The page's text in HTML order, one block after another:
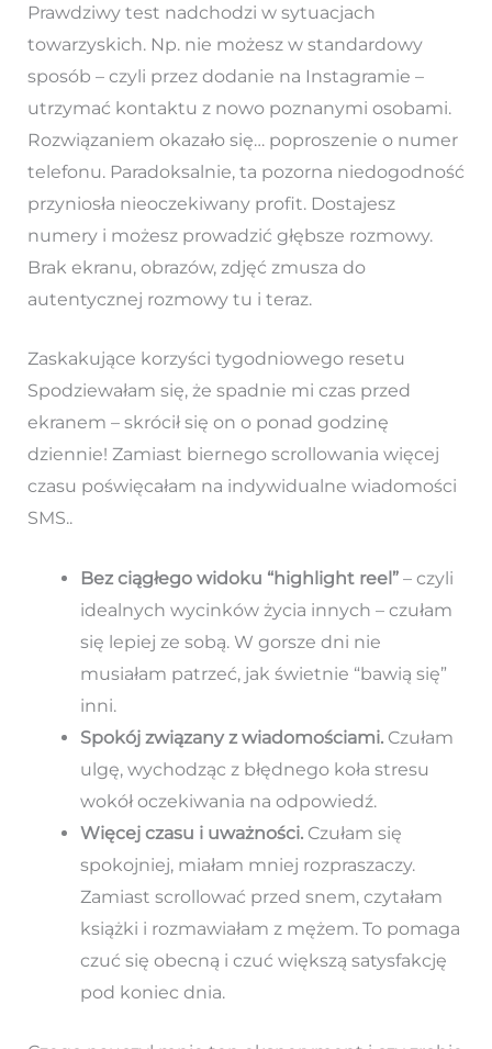
Prawdziwy test nadchodzi w sytuacjach
towarzyskich. Np. nie możesz w standardowy
sposób – czyli przez dodanie na Instagramie –
utrzymać kontaktu z nowo poznanymi osobami.
Rozwiązaniem okazało się… poproszenie o numer
telefonu. Paradoksalnie, ta pozorna niedogodność
przyniosła nieoczekiwany profit. Dostajesz
numery i możesz prowadzić głębsze rozmowy.
Brak ekranu, obrazów, zdjęć zmusza do
autentycznej rozmowy tu i teraz.
Zaskakujące korzyści tygodniowego resetu
Spodziewałam się, że spadnie mi czas przed
ekranem – skrócił się on o ponad godzinę
dziennie! Zamiast biernego scrollowania więcej
czasu poświęcałam na indywidualne wiadomości
SMS..
Bez ciągłego widoku “highlight reel”– czyli
idealnych wycinków życia innych – czułam
się lepiej ze sobą. W gorsze dni nie
musiałam patrzeć, jak świetnie “bawią się”
inni.
Spokój związany z wiadomościami.Czułam
ulgę, wychodząc z błędnego koła stresu
wokół oczekiwania na odpowiedź.
Więcej czasu i uważności.Czułam się
spokojniej, miałam mniej rozpraszaczy.
Zamiast scrollować przed snem, czytałam
książki i rozmawiałam z mężem. To pomaga
czuć się obecną i czuć większą satysfakcję
pod koniec dnia.